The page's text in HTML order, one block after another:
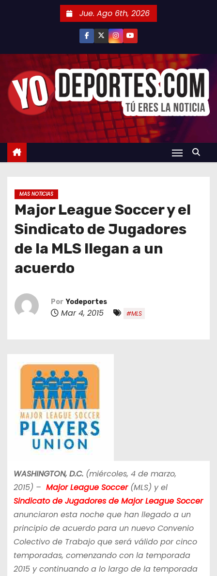
n
Jue. Ago 6th, 2026
MAS NOTICIAS
Major League Soccer y el
Sindicato de Jugadores
de la MLS llegan a un
acuerdo
Por Yodeportes
Mar 4, 2015 #MLS
WASHINGTON, D.C. (miércoles, 4 de marzo,
2015) – Major League Soccer(MLS) y el
Sindicato de Jugadores de Major League Soccer
anunciaron esta noche que han llegado a un
principio de acuerdo para un nuevo Convenio
Colectivo de Trabajo que será válido por cinco
temporadas, comenzando con la temporada
2015 y continuando a lo largo de la temporada